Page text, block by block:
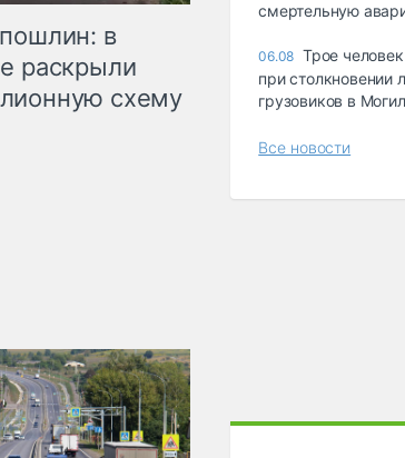
в
раскрыли
схему
смертельную
06.08 Трое
при столкновении
грузовиков в
Все новости